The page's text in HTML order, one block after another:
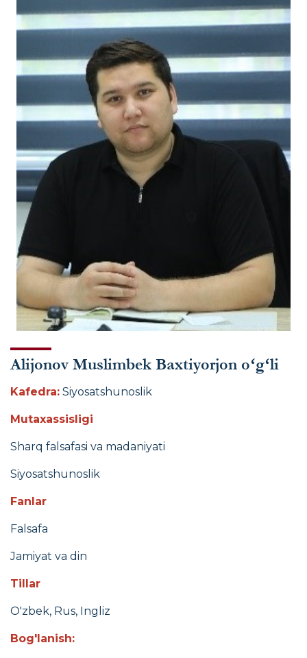
Alijonov Muslimbek Baxtiyorjon oʻgʻli
Kafedra: Siyosatshunoslik
Mutaxassisligi
Sharq falsafasi va madaniyati
Siyosatshunoslik
Fanlar
Falsafa
Jamiyat va din
Tillar
O'zbek, Rus, Ingliz
Bog'lanish: